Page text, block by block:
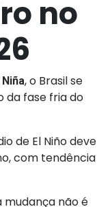
no
Niña, o Brasil se
da fase fria do
de El Niño deve
com tendência
mudança não é